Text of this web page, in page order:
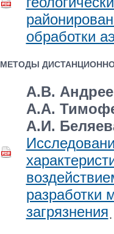
обработки
МЕТОДЫ
А.В.
А.А.
А.И.
разработки
загрязнения